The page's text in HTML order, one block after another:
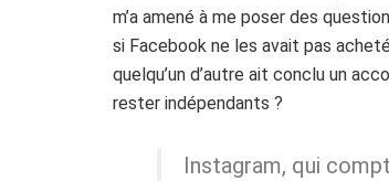
m’a amené à me poser des
si Facebook ne les avait pas
quelqu’un d’autre ait conclu un
rester indépendants ?
Instagram, qui